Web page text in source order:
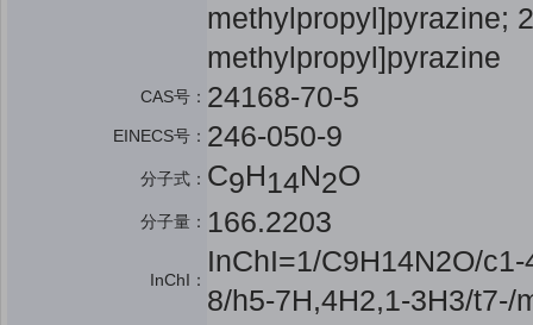
methylpropyl]pyrazine;
methylpropyl]pyrazine
CAS号： 24168-70-5
EINECS号： 246-050-9
分子式： C9H14N2O
分子量： 166.2203
InChI：
InChI=1/C9H14N2O/
8/h5-7H,4H2,1-3H3/t7-/